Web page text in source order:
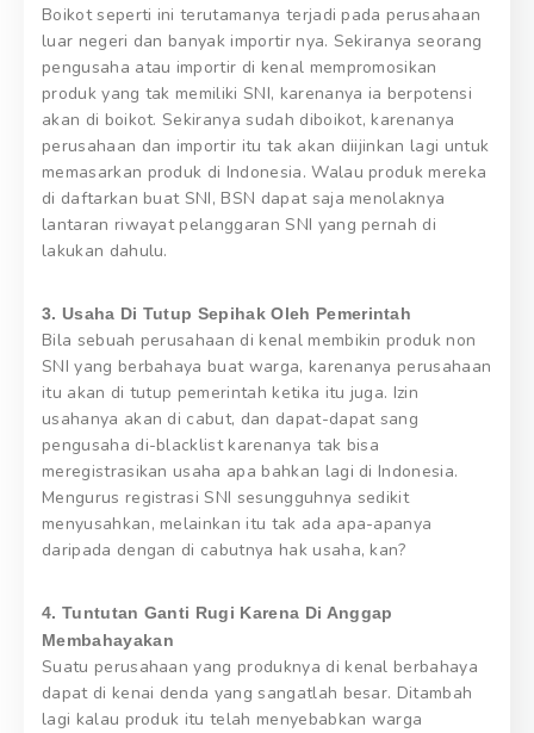
Boikot seperti ini terutamanya terjadi pada perusahaan
luar negeri dan banyak importir nya. Sekiranya seorang
pengusaha atau importir di kenal mempromosikan
produk yang tak memiliki SNI, karenanya ia berpotensi
akan di boikot. Sekiranya sudah diboikot, karenanya
perusahaan dan importir itu tak akan diijinkan lagi untuk
memasarkan produk di Indonesia. Walau produk mereka
di daftarkan buat SNI, BSN dapat saja menolaknya
lantaran riwayat pelanggaran SNI yang pernah di
lakukan dahulu.
3. Usaha Di Tutup Sepihak Oleh Pemerintah
Bila sebuah perusahaan di kenal membikin produk non
SNI yang berbahaya buat warga, karenanya perusahaan
itu akan di tutup pemerintah ketika itu juga. Izin
usahanya akan di cabut, dan dapat-dapat sang
pengusaha di-blacklist karenanya tak bisa
meregistrasikan usaha apa bahkan lagi di Indonesia.
Mengurus registrasi SNI sesungguhnya sedikit
menyusahkan, melainkan itu tak ada apa-apanya
daripada dengan di cabutnya hak usaha, kan?
4. Tuntutan Ganti Rugi Karena Di Anggap
Membahayakan
Suatu perusahaan yang produknya di kenal berbahaya
dapat di kenai denda yang sangatlah besar. Ditambah
lagi kalau produk itu telah menyebabkan warga